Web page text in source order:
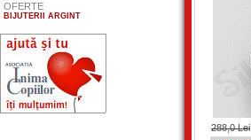
OFERTE
BIJUTERII ARGINT
288,0 Lei